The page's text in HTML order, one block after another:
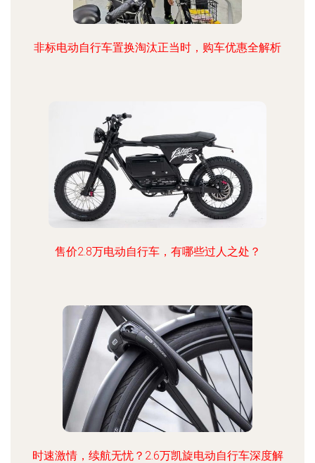
非标电动自行车置换淘汰正当时，购车优惠全解析
售价2.8万电动自行车，有哪些过人之处？
时速激情，续航无忧？2.6万凯旋电动自行车深度解